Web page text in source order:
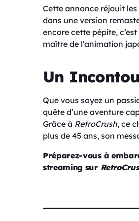
Cette annonce réjouit
dans une version
encore cette pépite,
maître de l’animation
Un
Que vous soyez un
quête d’une aventure
Grâce à RetroCrush, ce
plus de 45 ans, son
Préparez-vous à
streaming sur